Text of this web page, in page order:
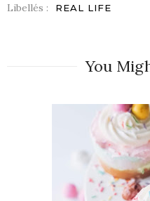
Libellés : REAL LIFE
You